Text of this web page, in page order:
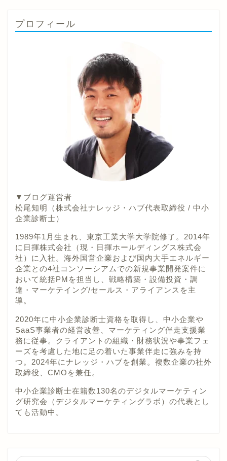
プロフィール
▼ブログ運営者
松尾知明（株式会社ナレッジ・ハブ代表取締役 / 中小
企業診断士）
1989年1月生まれ、東京工業大学大学院修了。2014年
に日揮株式会社（現・日揮ホールディングス株式会
社）に入社。海外国営企業および国内大手エネルギー
企業との4社コンソーシアムでの新規事業開発案件に
おいて統括PMを担当し、戦略構築・設備投資・調
達・マーケテイング/セールス・アライアンスを主
導。
2020年に中小企業診断士資格を取得し、中小企業や
SaaS事業者の経営改善、マーケティング伴走支援業
務に従事。クライアントの組織・財務状況や事業フェ
ーズを考慮した地に足の着いた事業伴走に強みを持
つ。2024年にナレッジ・ハブを創業。複数企業の社外
取締役、CMOを兼任。
中小企業診断士在籍数130名のデジタルマーケティン
グ研究会（デジタルマーケティングラボ）の代表とし
ても活動中。